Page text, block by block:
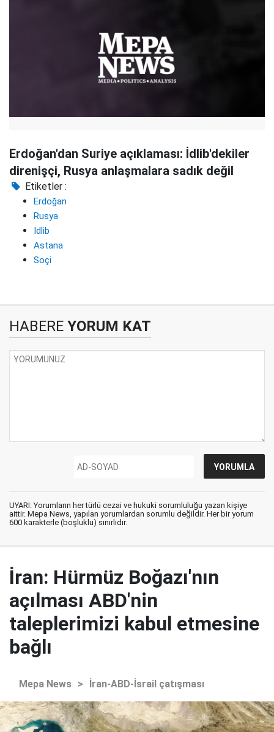
Erdoğan'dan Suriye açıklaması: İdlib'dekiler
direnişçi, Rusya anlaşmalara sadık değil
Etiketler :
Erdoğan
Rusya
Idlib
Astana
Soçi
HABERE YORUM KAT
UYARI: Yorumların her türlü cezai ve hukuki sorumluluğu yazan kişiye
aittir. Mepa News, yapılan yorumlardan sorumlu değildir. Her bir yorum
600 karakterle (boşluklu) sınırlıdır.
İran: Hürmüz Boğazı'nın
açılması ABD'nin
taleplerimizi kabul etmesine
bağlı
Mepa News > İran-ABD-İsrail çatışması